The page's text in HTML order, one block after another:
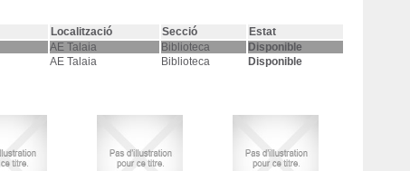
Localització Secció
Estat
AE Talaia Biblioteca
Disponible
AE Talaia Biblioteca Disponible